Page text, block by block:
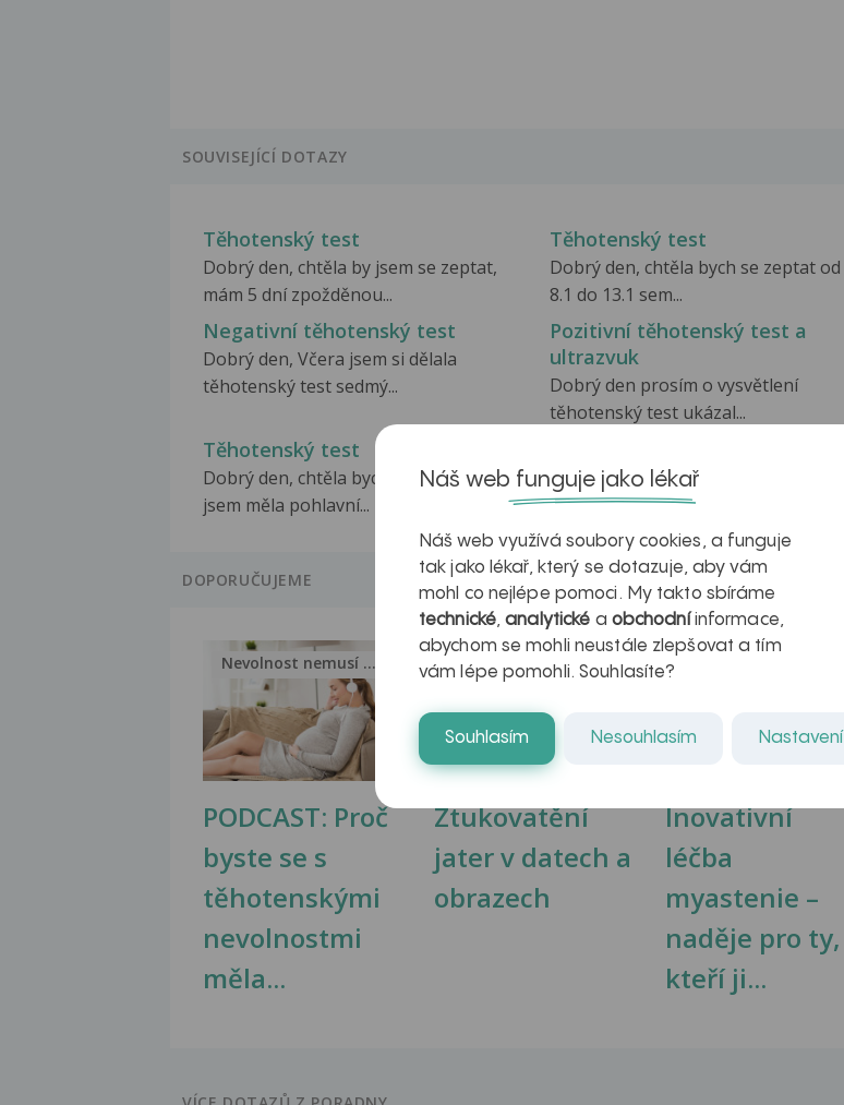
SOUVISEJÍCÍ DOTAZY
Těhotenský test
Dobrý den, chtěla by jsem se zeptat,
mám 5 dní zpožděnou...
Těhotenský test
Dobrý den, chtěla bych se zeptat od
8.1 do 13.1 sem...
Negativní těhotenský test
Dobrý den, Včera jsem si dělala
těhotenský test sedmý...
Pozitivní těhotenský test a
ultrazvuk
Dobrý den prosím o vysvětlení
těhotenský test ukázal...
Těhotenský test
Dobrý den, chtěla bych se zeptat když
jsem měla pohlavní...
Dobrý den, chtěla bych se zeptat.
Včera i dneska jsem...
DOPORUČUJEME
PODCAST: Proč
byste se s
těhotenskými
nevolnostmi
měla...
Nevolnost nemusí být nutnou...
Ztukovatění
jater v datech a
obrazech
Jak na zdravá játra?
Inovativní
léčba
myastenie –
naděje pro ty,
kteří ji...
Náš web funguje jako lékař
Náš web využívá soubory cookies, a funguje
tak jako lékař, který se dotazuje, aby vám
mohl co nejlépe pomoci. My takto sbíráme
technické,analytické a obchodníinformace,
abychom se mohli neustále zlepšovat a tím
vám lépe pomohli. Souhlasíte?
Souhlasím Nesouhlasím Nastavení